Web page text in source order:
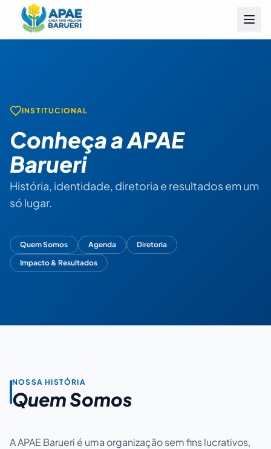
INSTITUCIONAL
Conheça a APAE
Barueri
História, identidade, diretoria e resultados em um
só lugar.
Quem Somos Agenda
Diretoria
Impacto & Resultados
NOSSA HISTÓRIA
Quem Somos
A APAE Barueri é uma organização sem fins lucrativos,